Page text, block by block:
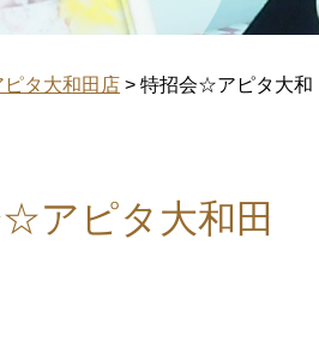
ピタ大和田店 > 特招会☆アピタ大和
アピタ大和田